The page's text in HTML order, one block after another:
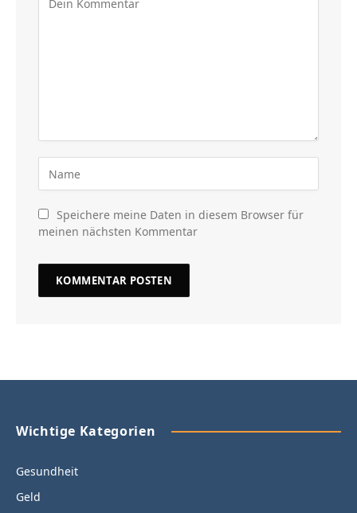
Speichere meine Daten in diesem Browser für
meinen nächsten Kommentar
Wichtige Kategorien
Gesundheit
Geld